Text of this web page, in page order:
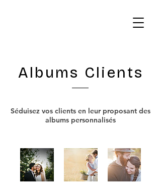
Albums Clients
Séduisez vos clients en leur proposant des
albums personnalisés